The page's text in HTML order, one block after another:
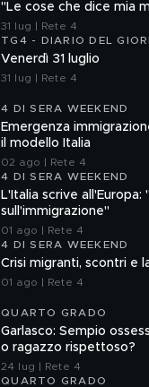
"Le cose che dice mia
sue"
31 lug | Rete 4
TG4 - DIARIO DEL
Venerdì 31 luglio
31 lug | Rete 4
4 DI SERA WEEKEND
Emergenza
il modello Italia
02 ago | Rete 4
4 DI SERA WEEKEND
L'Italia scrive all'Europa:
sull'immigrazione"
01 ago | Rete 4
4 DI SERA WEEKEND
Crisi migranti, scontri e
01 ago | Rete 4
QUARTO GRADO
Garlasco: Sempio
o ragazzo rispettoso?
24 lug | Rete 4
QUARTO GRADO